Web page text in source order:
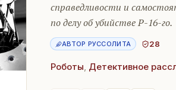
справедливости и
по делу об убийстве Р-16-го.
АВТОР РУССОЛИТА 28
Роботы, Детективное